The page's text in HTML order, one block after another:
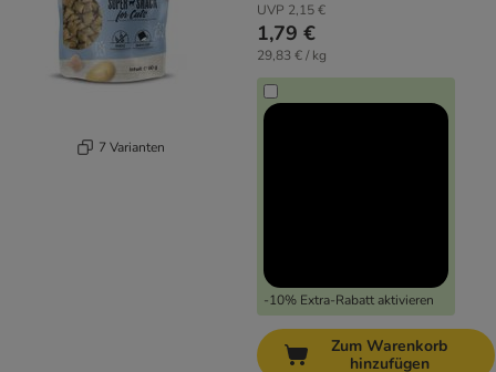
7 Varianten
UVP 2,15 €
1,79 €
29,83 € / kg
-10% Extra-Rabatt aktivieren
Zum Warenkorb
hinzufügen